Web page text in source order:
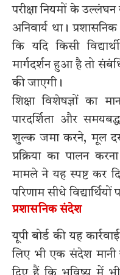
परीक्षा नियमों के
अनिवार्य था।
कि यदि किसी
मार्गदर्शन हुआ है तो
की जाएगी।
शिक्षा विशेषज्ञों का
पारदर्शिता और
शुल्क जमा करने, मूल
प्रक्रिया का पालन
मामले ने यह स्पष्ट कर
परिणाम सीधे
प्रशासनिक संदेश
यूपी बोर्ड की यह
लिए भी एक संदेश मानी